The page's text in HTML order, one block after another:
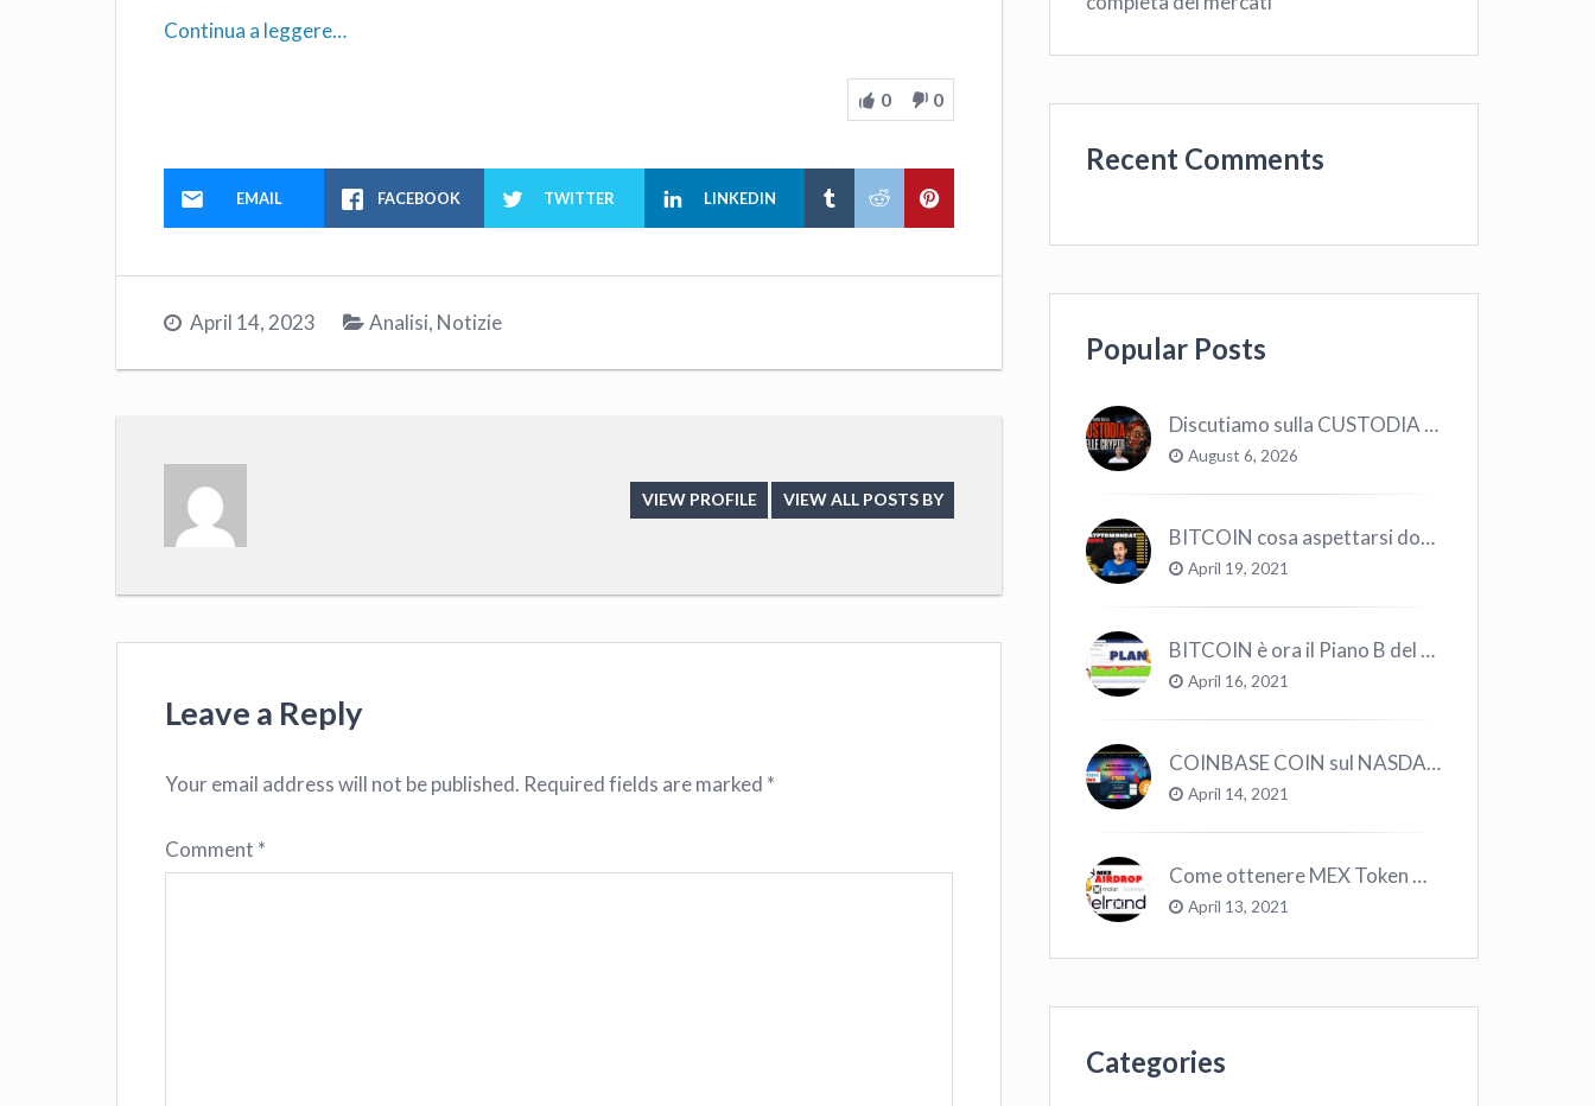
Continua a leggere…
0 0
EMAIL FACEBOOK TWITTER LINKEDIN
April 14, 2023 Analisi, Notizie
VIEW PROFILE VIEW ALL POSTS BY
Leave a Reply
Your email address will not be published. Required fields are marked *
Comment *
Recent Comments
Popular Posts
Discutiamo sulla CUSTODIA delle CRYPTO
August 6, 2026
BITCOIN cosa aspettarsi dopo il “Crollo”? – CryptoMonday NEWS w16/’21
April 19, 2021
BITCOIN è ora il Piano B del Mondo
April 16, 2021
COINBASE COIN sul NASDAQ e le CRYPTO volano!
April 14, 2021
Come ottenere MEX Token GRATIS su Elrond ?
April 13, 2021
Categories